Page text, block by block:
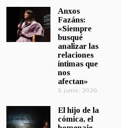
Anxos
Fazáns:
«Siempre
busqué
analizar las
relaciones
íntimas que
nos
afectan»
5 junio, 2026
El hijo de la
cómica, el